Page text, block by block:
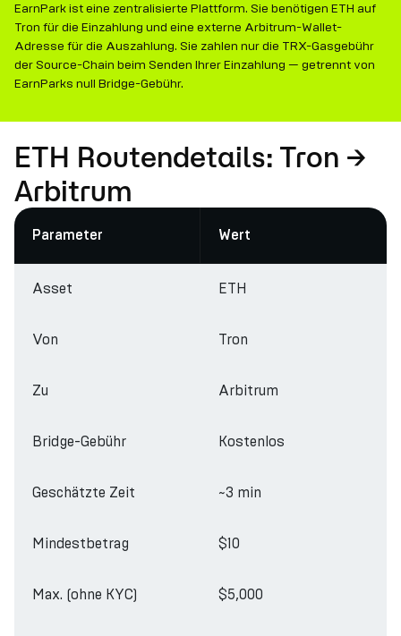
EarnPark ist eine zentralisierte Plattform. Sie benötigen ETH auf
Tron für die Einzahlung und eine externe Arbitrum-Wallet-
Adresse für die Auszahlung. Sie zahlen nur die TRX-Gasgebühr
der Source-Chain beim Senden Ihrer Einzahlung — getrennt von
EarnParks null Bridge-Gebühr.
ETH Routendetails: Tron →
Arbitrum
Parameter Wert
Asset ETH
Von Tron
Zu Arbitrum
Bridge-Gebühr Kostenlos
Geschätzte Zeit ~3 min
Mindestbetrag $10
Max. (ohne KYC) $5,000